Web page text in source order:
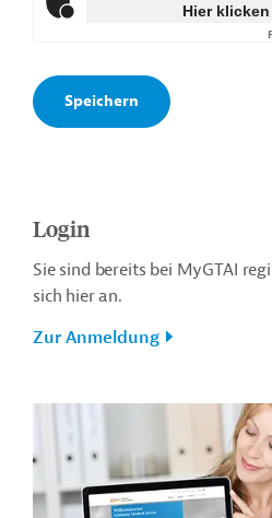
Hier klicken
Login
Sie sind bereits bei MyGTAI
sich hier an.
Zur Anmeldung